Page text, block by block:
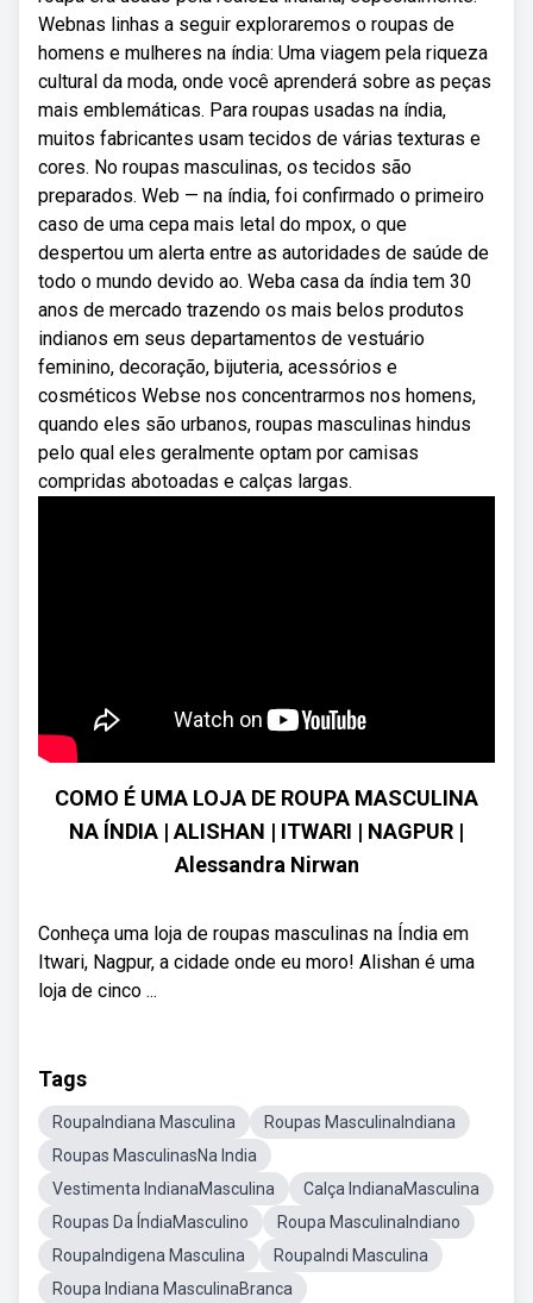
Webnas linhas a seguir exploraremos o roupas de
homens e mulheres na índia: Uma viagem pela riqueza
cultural da moda, onde você aprenderá sobre as peças
mais emblemáticas. Para roupas usadas na índia,
muitos fabricantes usam tecidos de várias texturas e
cores. No roupas masculinas, os tecidos são
preparados. Web — na índia, foi confirmado o primeiro
caso de uma cepa mais letal do mpox, o que
despertou um alerta entre as autoridades de saúde de
todo o mundo devido ao. Weba casa da índia tem 30
anos de mercado trazendo os mais belos produtos
indianos em seus departamentos de vestuário
feminino, decoração, bijuteria, acessórios e
cosméticos Webse nos concentrarmos nos homens,
quando eles são urbanos, roupas masculinas hindus
pelo qual eles geralmente optam por camisas
compridas abotoadas e calças largas.
COMO É UMA LOJA DE ROUPA MASCULINA
NA ÍNDIA | ALISHAN | ITWARI | NAGPUR |
Alessandra Nirwan
Conheça uma loja de roupas masculinas na Índia em
Itwari, Nagpur, a cidade onde eu moro! Alishan é uma
loja de cinco ...
Tags
RoupaIndiana Masculina
Roupas MasculinaIndiana
Roupas MasculinasNa India
Vestimenta IndianaMasculina
Calça IndianaMasculina
Roupas Da ÍndiaMasculino
Roupa MasculinaIndiano
RoupaIndigena Masculina
RoupaIndi Masculina
Roupa Indiana MasculinaBranca